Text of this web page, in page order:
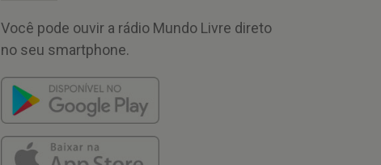
Você pode ouvir a rádio Mundo Livre direto
no seu smartphone.